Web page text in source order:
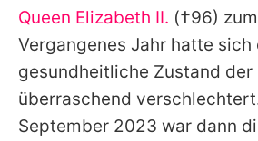
Utiq
Queen Elizabeth II. (†96)
Vergangenes Jahr hatte sich
gesundheitliche Zustand der
überraschend
September 2023 war dann